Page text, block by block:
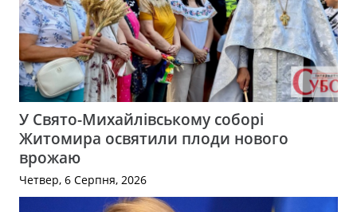
У Свято-Михайлівському соборі
Житомира освятили плоди нового
врожаю
Четвер, 6 Серпня, 2026